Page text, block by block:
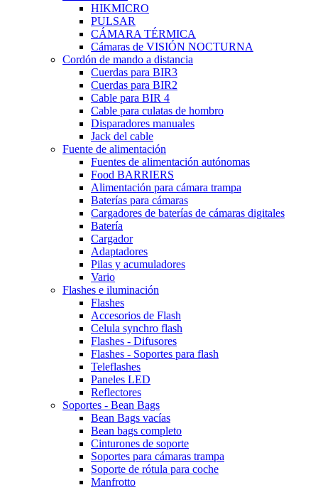
HIKMICRO
PULSAR
CÁMARA TÉRMICA
Cámaras de VISIÓN NOCTURNA
Cordón de mando a distancia
Cuerdas para BIR3
Cuerdas para BIR2
Cable para BIR 4
Cable para culatas de hombro
Disparadores manuales
Jack del cable
Fuente de alimentación
Fuentes de alimentación autónomas
Food BARRIERS
Alimentación para cámara trampa
Baterías para cámaras
Cargadores de baterías de cámaras digitales
Batería
Cargador
Adaptadores
Pilas y acumuladores
Vario
Flashes e iluminación
Flashes
Accesorios de Flash
Celula synchro flash
Flashes - Difusores
Flashes - Soportes para flash
Teleflashes
Paneles LED
Reflectores
Soportes - Bean Bags
Bean Bags vacías
Bean bags completo
Cinturones de soporte
Soportes para cámaras trampa
Soporte de rótula para coche
Manfrotto